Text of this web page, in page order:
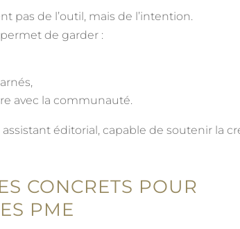
pas de l’outil, mais de l’intention.
de garder :
avec la communauté.
assistant éditorial, capable de soutenir la
CONCRETS POUR
PME